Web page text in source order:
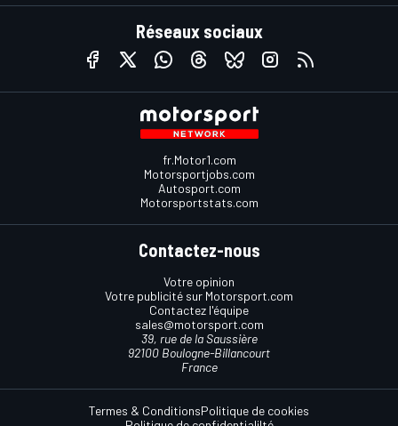
Réseaux sociaux
fr.Motor1.com
Motorsportjobs.com
Autosport.com
Motorsportstats.com
Contactez-nous
Votre opinion
Votre publicité sur Motorsport.com
Contactez l'équipe
sales@motorsport.com
39, rue de la Saussière
92100 Boulogne-Billancourt
France
Termes & ConditionsPolitique de cookies